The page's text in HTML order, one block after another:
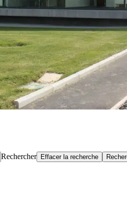
Rechercher
Effacer la recherche